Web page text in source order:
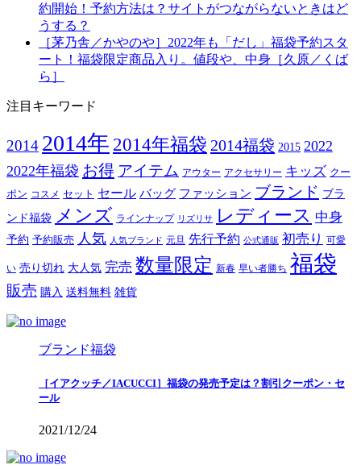
約開始！予約方法は？サイトがつながらないときはど
うする？
［茅乃舎／かやのや］2022年も「だし」福袋予約スタ
ート！福袋限定商品入り。値段や、中身［久原／くば
ら］
注目キーワード
2014 2014年 2014年福袋 2014福袋 2015 2022
2022年福袋 お得 アイテム アウター アクセサリー キッズ クー
ポン コスメ セット セール バッグ ファッション ブランド ブラ
ンド福袋 メンズ ラインナップ リズリサ レディース 中身
予約 予約販売 人気 人気ブランド 元旦 先行予約 公式通販 初売り 可愛
い 売り切れ 大人気 完売 数量限定 新春 早い者勝ち 福袋
販売 購入 送料無料 雑貨
ブランド福袋
［イアクッチ／IACUCCI］福袋の発売予定は？割引クーポン・セ
ール
2021/12/24